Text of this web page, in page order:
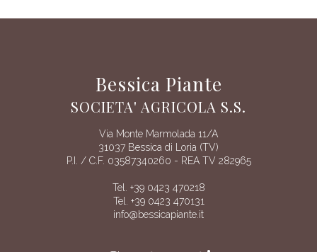
Bessica Piante
SOCIETA' AGRICOLA S.S.
Via Monte Marmolada 11/A
31037 Bessica di Loria (TV)
P.I. / C.F. 03587340260 - REA TV 282965
Tel. +39 0423 470218
Tel. +39 0423 470131
info@bessicapiante.it